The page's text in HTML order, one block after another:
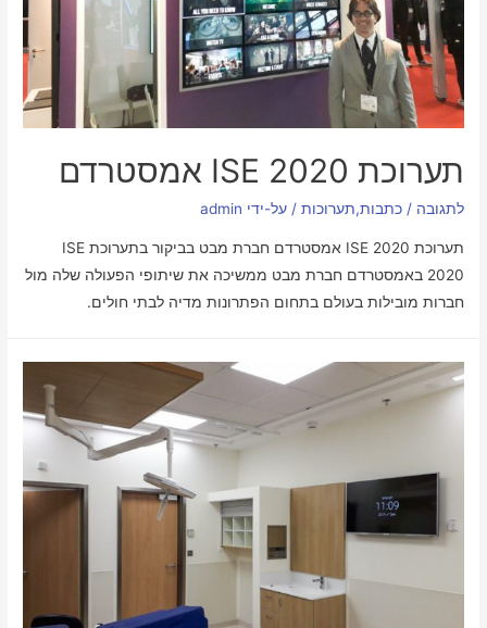
תערוכת ISE 2020 אמסטרדם
לתגובה /כתבות,תערוכות / על-ידי admin
תערוכת ISE 2020 אמסטרדם חברת מבט בביקור בתערוכת​ ISE
2020 באמסטרדם חברת מבט ממשיכה את שיתופי הפעולה שלה מול
חברות מובילות בעולם בתחום הפתרונות מדיה לבתי חולים.